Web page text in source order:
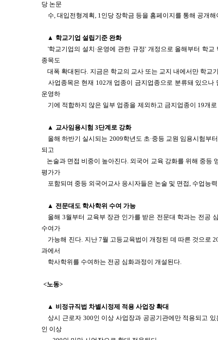
당 논문
수, 대입전형계획, 1인당 장학금 등을 홈페이지를 통해 공개해
▲ 학교기업 설립기준 완화
'학교기업의 설치·운영에 관한 규정' 개정으로 올해부터 학
종목도
대폭 확대된다. 지금은 학교의 교사 또는 교지 내에서만 학교
사업종목은 현재 102개 업종이 금지업종으로 분류돼 있으나
운영하
기에 적합하지 않은 일부 업종을 제외하고 금지업종이 19개
▲ 교사임용시험 3단계로 강화
올해 하반기 실시되는 2009학년도 초·중등 교원 임용시험부
되고
논술과 면접 비중이 높아진다. 외국어 교육 강화를 위해 중등
평가가
포함되며 중등 외국어교사 응시자들은 논술 및 면접, 수업능
▲ 전문대도 학사학위 수여 가능
올해 3월부터 교육부 장관 인가를 받은 전문대 학과는 전공
수여가
가능해 진다. 지난 7월 고등교육법이 개정된 데 따른 것으로
과에서
학사학위를 수여하는 전공 심화과정이 개설된다.
<노동>
▲ 비정규직법 차별시정제 적용 사업장 확대
상시 근로자 300인 이상 사업장과 공공기관에만 적용되고
인 이상